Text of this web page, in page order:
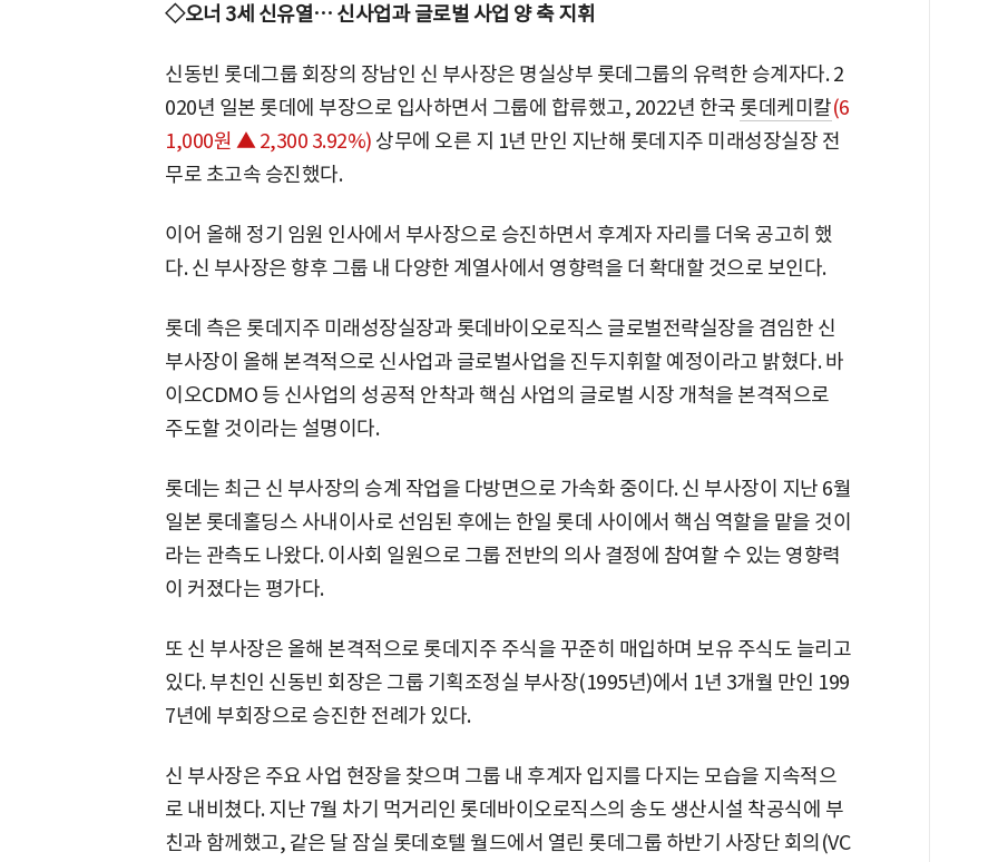
◇오너 3세 신유열… 신사업과 글로벌 사업 양 축 지휘
신동빈 롯데그룹 회장의 장남인 신 부사장은 명실상부 롯데그룹의 유력한 승계자다. 2
020년 일본 롯데에 부장으로 입사하면서 그룹에 합류했고, 2022년 한국 롯데케미칼(6
1,000원 ▲ 2,300 3.92%) 상무에 오른 지 1년 만인 지난해 롯데지주 미래성장실장 전
무로 초고속 승진했다.
이어 올해 정기 임원 인사에서 부사장으로 승진하면서 후계자 자리를 더욱 공고히 했
다. 신 부사장은 향후 그룹 내 다양한 계열사에서 영향력을 더 확대할 것으로 보인다.
롯데 측은 롯데지주 미래성장실장과 롯데바이오로직스 글로벌전략실장을 겸임한 신
부사장이 올해 본격적으로 신사업과 글로벌사업을 진두지휘할 예정이라고 밝혔다. 바
이오CDMO 등 신사업의 성공적 안착과 핵심 사업의 글로벌 시장 개척을 본격적으로
주도할 것이라는 설명이다.
롯데는 최근 신 부사장의 승계 작업을 다방면으로 가속화 중이다. 신 부사장이 지난 6월
일본 롯데홀딩스 사내이사로 선임된 후에는 한일 롯데 사이에서 핵심 역할을 맡을 것이
라는 관측도 나왔다. 이사회 일원으로 그룹 전반의 의사 결정에 참여할 수 있는 영향력
이 커졌다는 평가다.
또 신 부사장은 올해 본격적으로 롯데지주 주식을 꾸준히 매입하며 보유 주식도 늘리고
있다. 부친인 신동빈 회장은 그룹 기획조정실 부사장(1995년)에서 1년 3개월 만인 199
7년에 부회장으로 승진한 전례가 있다.
신 부사장은 주요 사업 현장을 찾으며 그룹 내 후계자 입지를 다지는 모습을 지속적으
로 내비쳤다. 지난 7월 차기 먹거리인 롯데바이오로직스의 송도 생산시설 착공식에 부
친과 함께했고, 같은 달 잠실 롯데호텔 월드에서 열린 롯데그룹 하반기 사장단 회의(VC